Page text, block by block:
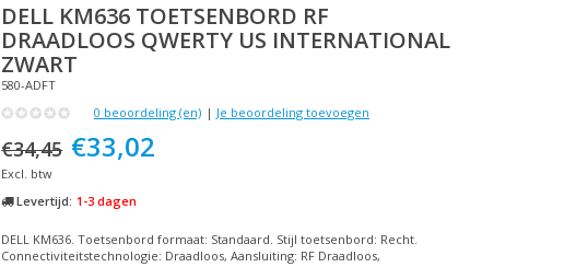
DELL KM636 TOETSENBORD RF
DRAADLOOS QWERTY US INTERNATIONAL
ZWART
580-ADFT
0 beoordeling (en) | Je beoordeling toevoegen
€34,45 €33,02
Excl. btw
Levertijd: 1-3 dagen
DELL KM636. Toetsenbord formaat: Standaard. Stijl toetsenbord: Recht.
Connectiviteitstechnologie: Draadloos, Aansluiting: RF Draadloos,